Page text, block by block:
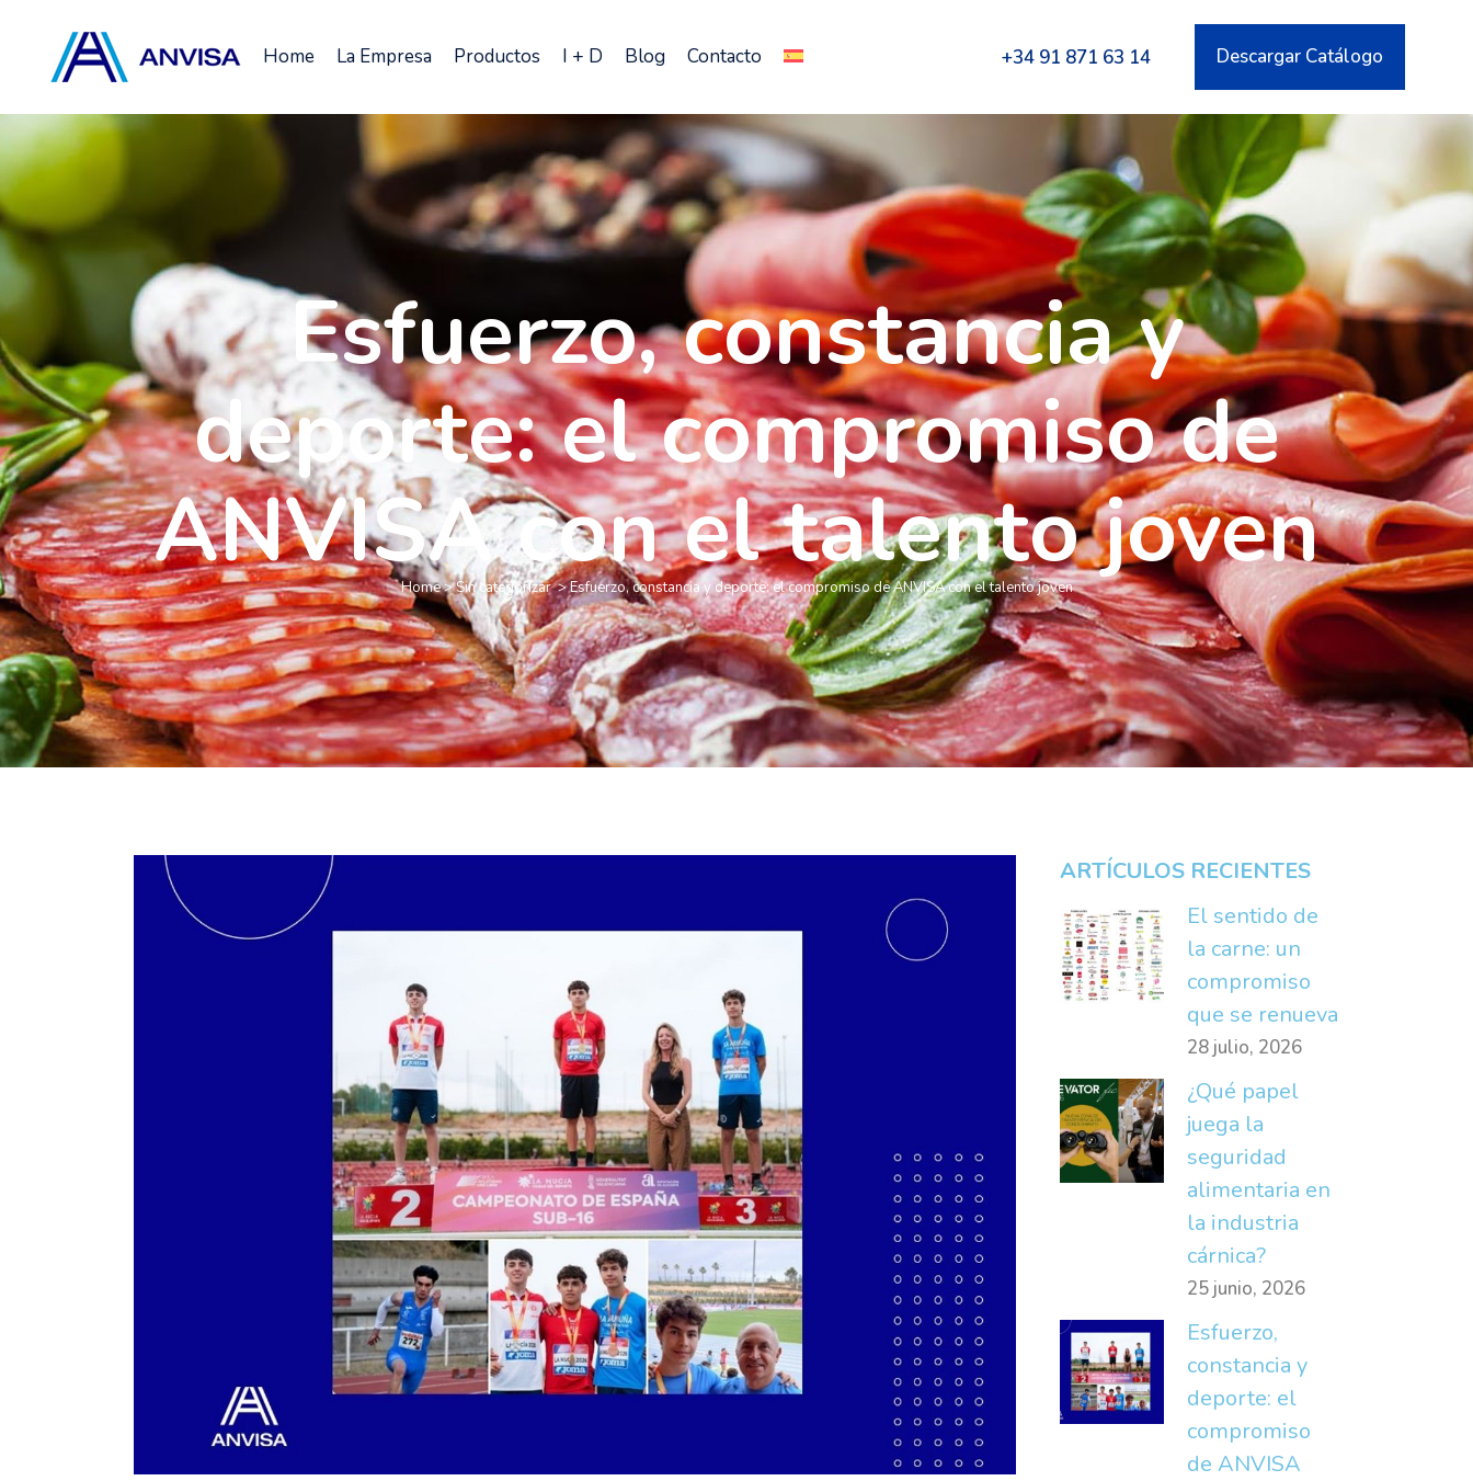
+34 91 871 63 14 Descargar Catálogo
Home La Empresa Productos I + D Blog Contacto
Esfuerzo, constancia y
deporte: el compromiso de
ANVISA con el talento joven
Home>Sin categorizar>Esfuerzo, constancia y deporte: el compromiso de ANVISA con el talento joven
ARTÍCULOS RECIENTES
El sentido de
la carne: un
compromiso
que se renueva
28 julio, 2026
¿Qué papel
juega la
seguridad
alimentaria en
la industria
cárnica?
25 junio, 2026
Esfuerzo,
constancia y
deporte: el
compromiso
de ANVISA